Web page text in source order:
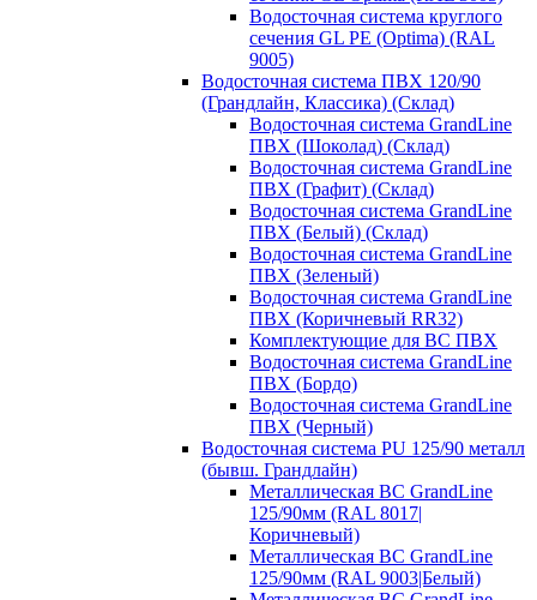
Водосточная система круглого
сечения GL PE (Optima) (RAL
9005)
Водосточная система ПВХ 120/90
(Грандлайн, Классика) (Склад)
Водосточная система GrandLine
ПВХ (Шоколад) (Склад)
Водосточная система GrandLine
ПВХ (Графит) (Склад)
Водосточная система GrandLine
ПВХ (Белый) (Склад)
Водосточная система GrandLine
ПВХ (Зеленый)
Водосточная система GrandLine
ПВХ (Коричневый RR32)
Комплектующие для ВС ПВХ
Водосточная система GrandLine
ПВХ (Бордо)
Водосточная система GrandLine
ПВХ (Черный)
Водосточная система PU 125/90 металл
(бывш. Грандлайн)
Металлическая ВС GrandLine
125/90мм (RAL 8017|
Коричневый)
Металлическая ВС GrandLine
125/90мм (RAL 9003|Белый)